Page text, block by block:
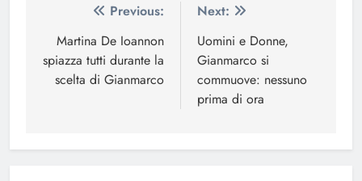
Navigazione
articoli
Previous:
Martina De Ioannon
spiazza tutti durante la
scelta di Gianmarco
Next:
Uomini e Donne,
Gianmarco si
commuove: nessuno
prima di ora